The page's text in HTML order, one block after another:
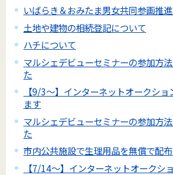
いばらき＆おみたま男女共同参画推
土地や建物の相続登記について
ハチについて
マルシェデビューセミナーの参加方
た
【9/3～】インターネットオークシ
ます
マルシェデビューセミナーの参加方
た
市内公共施設で生理用品を無償で配
【7/14～】インターネットオークシ